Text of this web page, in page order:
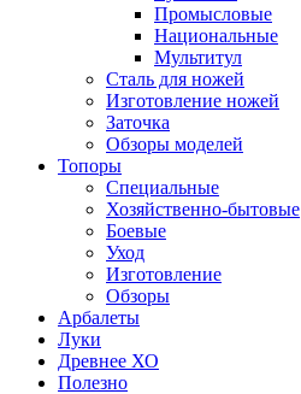
Промысловые
Национальные
Мультитул
Сталь для ножей
Изготовление ножей
Заточка
Обзоры моделей
Топоры
Специальные
Хозяйственно-бытовые
Боевые
Уход
Изготовление
Обзоры
Арбалеты
Луки
Древнее ХО
Полезно